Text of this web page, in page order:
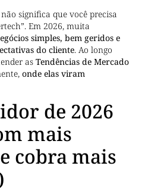
significa que você precisa
Em 2026, muita
simples, bem geridos e
do cliente. Ao longo
asTendências de Mercado
onde elas viram
de 2026
mais
cobra mais